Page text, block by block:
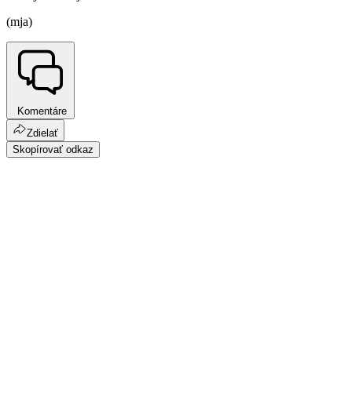
(mja)
Komentáre
Zdielať
Skopírovať odkaz